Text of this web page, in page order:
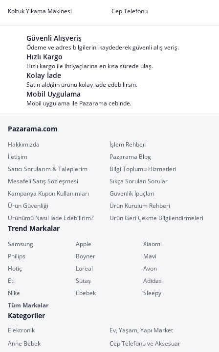
Koltuk Yıkama Makinesi
Cep Telefonu
Güvenli Alışveriş
Ödeme ve adres bilgilerini kaydederek güvenli alış veriş.
Hızlı Kargo
Hızlı kargo ile ihtiyaçlarına en kısa sürede ulaş.
Kolay İade
Satın aldığın ürünü kolay iade edebilirsin.
Mobil Uygulama
Mobil uygulama ile Pazarama cebinde.
Pazarama.com
Hakkımızda
İşlem Rehberi
İletişim
Pazarama Blog
Satıcı Sorularım & Taleplerim
Bilgi Toplumu Hizmetleri
Mesafeli Satış Sözleşmesi
Sıkça Sorulan Sorular
Kampanya Kupon Kullanımları
Güvenlik İpuçları
Ürün Güvenliği
Ürün Kurulum Rehberi
Ürünümü Nasıl İade Edebilirim?
Ürün Geri Çekme Bilgilendirmeleri
Trend Markalar
Samsung Apple
Xiaomi
Philips
Boyner
Mavi
Hotiç
Loreal
Avon
Eti
Sütaş
Adidas
Nike
Ebebek
Sleepy
Tüm Markalar
Kategoriler
Elektronik
Ev, Yaşam, Yapı Market
Anne Bebek
Cep Telefonu ve Aksesuar